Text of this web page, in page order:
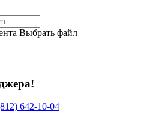
Выбрать файл
642-10-04